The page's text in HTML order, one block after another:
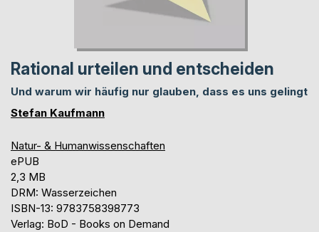
Rational urteilen und entscheiden
Und warum wir häufig nur glauben, dass es uns gelingt
Stefan Kaufmann
Natur- & Humanwissenschaften
ePUB
2,3 MB
DRM: Wasserzeichen
ISBN-13: 9783758398773
Verlag: BoD - Books on Demand